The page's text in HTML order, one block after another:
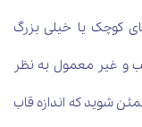
کوچک یا خیلی بزرگ
و غیر معمول به نظر
شوید که اندازه قاب